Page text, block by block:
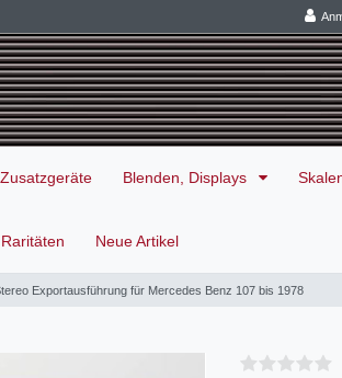
Zusatzgeräte Blenden, Displays
Raritäten Neue Artikel
Exportausführung für Mercedes Benz 107 bis 1978